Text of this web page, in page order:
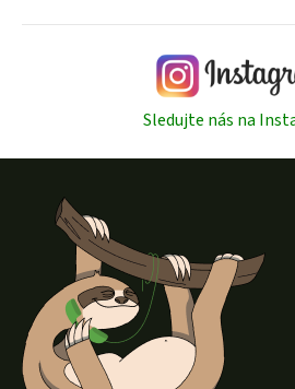
Sledujte nás na